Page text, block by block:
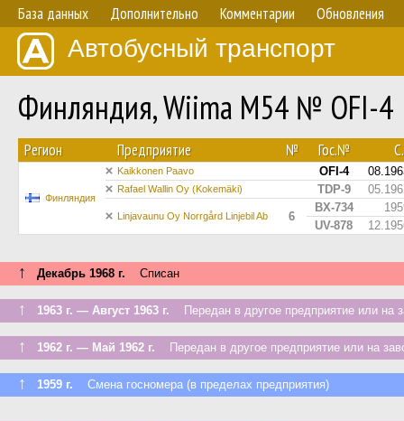
База данных Дополнительно Комментарии Обновления
Автобусный транспорт
Финляндия, Wiima M54 № OFI-4
Регион Предприятие № Гос.№
Финляндия
Kaikkonen Paavo OFI-4
Rafael Wallin Oy (Kokemäki) TDP-9
Linjavaunu Oy Norrgård Linjebil Ab 6
BX-734
UV-878
↑ Декабрь 1968 г. Списан
↑ 1963 г. — Август 1963 г. Передан в другое предприятие или на
↑ 1962 г. — Май 1962 г. Передан в другое предприятие или на
↑ 1959 г. Смена госномера (в пределах предприятия)